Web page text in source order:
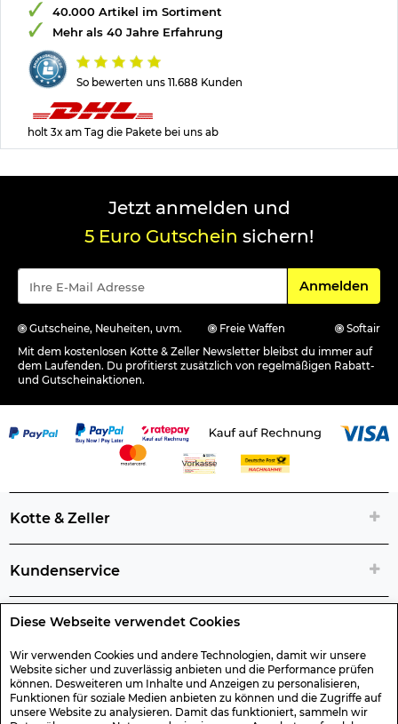
Diese Webseite verwendet Cookies
Wir verwenden Cookies und andere Technologien, damit wir unsere
Website sicher und zuverlässig anbieten und die Performance prüfen
können. Desweiteren um Inhalte und Anzeigen zu personalisieren,
Funktionen für soziale Medien anbieten zu können und die Zugriffe auf
unsere Website zu analysieren. Damit das funktioniert, sammeln wir
So bewerten uns 11.688 Kunden
40.000 Artikel im Sortiment
Mehr als 40 Jahre Erfahrung
holt 3x am Tag die Pakete bei uns ab
Jetzt anmelden und
5 Euro Gutschein sichern!
Für den
Anmelden
Gutscheine, Neuheiten, uvm. Freie Waffen
Softair
Mit dem kostenlosen Kotte & Zeller Newsletter bleibst du immer auf
dem Laufenden. Du profitierst zusätzlich von regelmäßigen Rabatt-
und Gutscheinaktionen.
Kotte & Zeller
Kundenservice
Rechtliche Artikelinfos
Geschenk-Gutscheine